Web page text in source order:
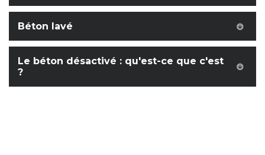
Béton lavé
Le béton désactivé : qu'est-ce que c'est
?